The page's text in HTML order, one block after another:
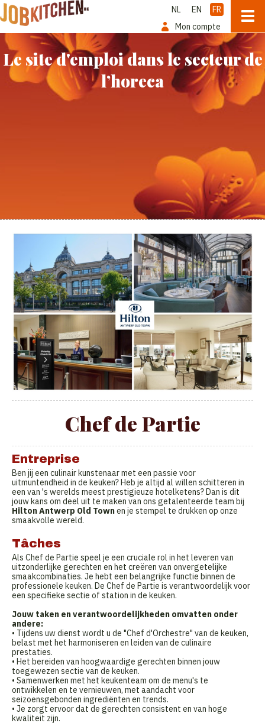
NL EN
FR
Mon compte
Le site d'emploi dans le secteur de
l’horeca
Chef de Partie
Entreprise
Ben jij een culinair kunstenaar met een passie voor
uitmuntendheid in de keuken? Heb je altijd al willen schitteren in
een van 's werelds meest prestigieuze hotelketens? Dan is dit
jouw kans om deel uit te maken van ons getalenteerde team bij
Hilton Antwerp Old Townen je stempel te drukken op onze
smaakvolle wereld.
Tâches
Als Chef de Partie speel je een cruciale rol in het leveren van
uitzonderlijke gerechten en het creëren van onvergetelijke
smaakcombinaties. Je hebt een belangrijke functie binnen de
professionele keuken. De Chef de Partie is verantwoordelijk voor
een specifieke sectie of station in de keuken.
Jouw taken en verantwoordelijkheden omvatten onder
andere:
• Tijdens uw dienst wordt u de "Chef d'Orchestre" van de keuken,
belast met het harmoniseren en leiden van de culinaire
prestaties.
• Het bereiden van hoogwaardige gerechten binnen jouw
toegewezen sectie van de keuken.
• Samenwerken met het keukenteam om de menu's te
ontwikkelen en te vernieuwen, met aandacht voor
seizoensgebonden ingrediënten en trends.
• Je zorgt ervoor dat de gerechten consistent en van hoge
kwaliteit zijn.